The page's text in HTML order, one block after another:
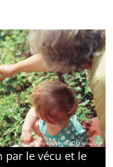
© nikoline-arns-rWFpxykk3QM-unsplash
par le vécu et le